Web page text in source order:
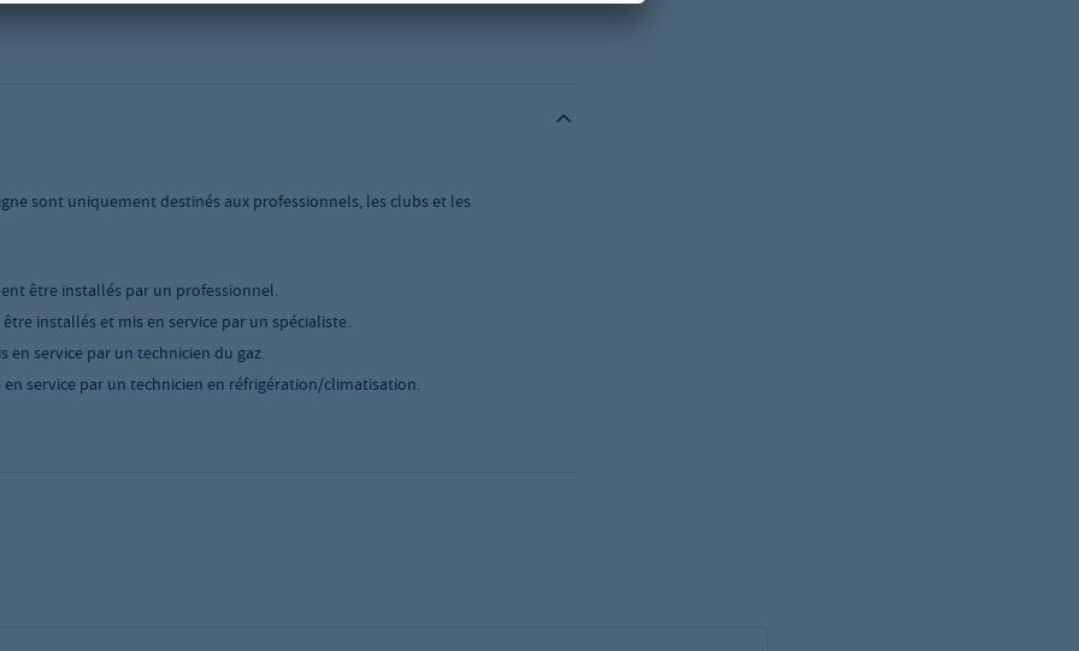
sont uniquement destinés aux professionnels, les clubs et les
être installés par un professionnel.
installés et mis en service par un spécialiste.
en service par un technicien du gaz.
service par un technicien en réfrigération/climatisation.